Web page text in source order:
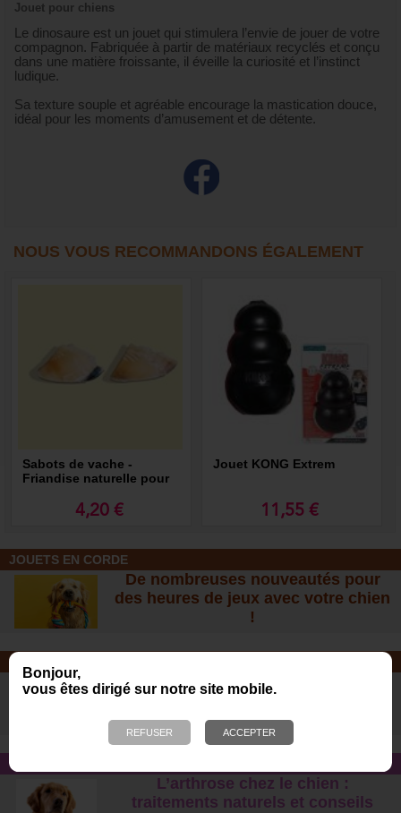
Bonjour,
vous êtes dirigé sur notre site mobile.
Jouet pour chiens
Le dinosaure est un jouet qui stimulera l’envie de jouer de votre
compagnon. Fabriquée à partir de matériaux recyclés et conçu
dans une matière froissante, il éveille la curiosité et l’instinct
ludique.
Sa texture souple et agréable encourage la mastication douce,
idéal pour les moments d’amusement et de détente.
NOUS VOUS RECOMMANDONS ÉGALEMENT
Sabots de vache -
Friandise naturelle pour
4,20 €
Jouet KONG Extrem
11,55 €
JOUETS EN CORDE
De nombreuses nouveautés pour
des heures de jeux avec votre chien
!
SOINS ET SHAMPOOING
Tout pour l'hygiène et les soins de
CONSEIL SANTÉ
L’arthrose chez le chien :
traitements naturels et conseil s